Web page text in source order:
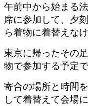
午前中から始まる
席に参加して、夕
ら着物に着替えな
東京に帰ったその
物で参加する予定
寄合の場所と時間
して着替えて会場